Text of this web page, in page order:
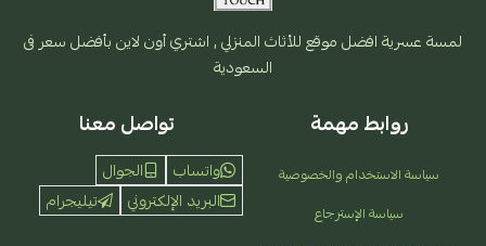
لمسة عسرية افضل موقع للأثاث المنزلي , اشتري أون لاين بأفضل سعر فى
السعودية
روابط مهمة
سياسة الاستخدام والخصوصية
سياسة الإسترجاع
تواصل معنا
واتساب
الجوال
البريد الإلكتروني
تيليجرام